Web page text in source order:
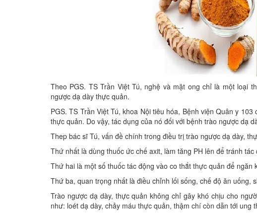
Theo PGS. TS Trần Việt Tú, nghệ và mật ong chỉ là một loại
ngược dạ dày thực quản.
PGS. TS Trần Việt Tú, khoa Nội tiêu hóa, Bệnh viện Quân y
thực quản. Do vậy, tác dụng của nó đối với bệnh trào ngược dạ
Thep bác sĩ Tú, vấn đề chính trong điều trị trào ngược dạ dày,
Thứ nhất là dùng thuốc ức chế axit, làm tăng PH lên để tránh
Thứ hai là một số thuốc tác động vào co thắt thực quản để ngăn
Thứ ba, quan trọng nhất là điều chỉnh lối sống, chế độ ăn uống,
Trào ngược dạ dày, thực quản không chỉ gây khó chịu cho
như: loét dạ dày, chảy máu thực quản, thậm chí còn dẫn tới ung